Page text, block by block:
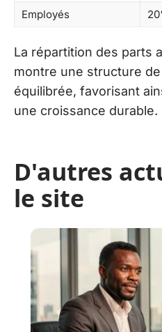
Employés
La répartition des parts
montre une structure
équilibrée, favorisant
une croissance durable.
D'autres
le site